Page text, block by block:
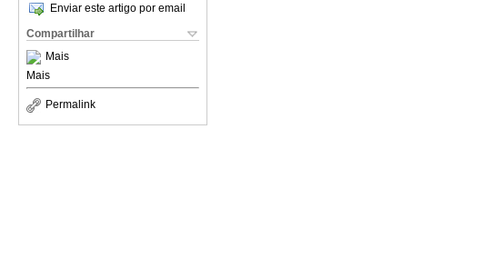
Enviar este artigo por email
Compartilhar
Mais
Mais
Permalink